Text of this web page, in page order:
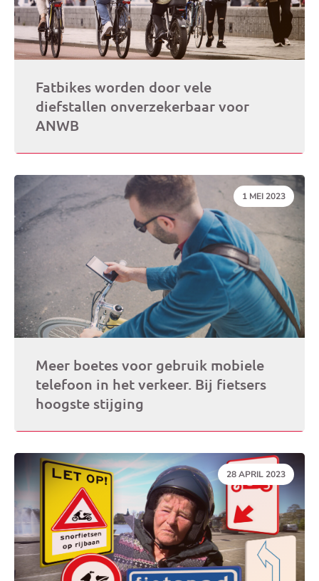
Fatbikes worden door vele
diefstallen onverzekerbaar voor
ANWB
DATUM:
1 MEI 2023
Meer boetes voor gebruik mobiele
telefoon in het verkeer. Bij fietsers
hoogste stijging
DATUM:
28 APRIL 2023